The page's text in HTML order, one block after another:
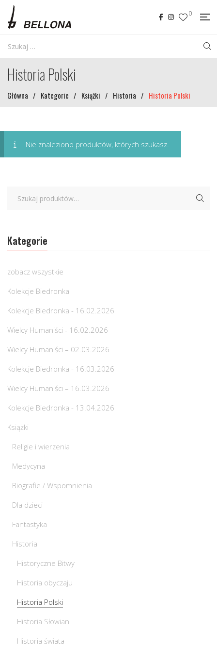
0
Historia Polski
Główna / Kategorie / Książki / Historia / Historia Polski
Nie znaleziono produktów, których szukasz.
Kategorie
zobacz wszystkie
Kolekcje Biedronka
Kolekcje Biedronka - 16.02.2026
Wielcy Humaniści - 16.02.2026
Wielcy Humaniści – 02.03.2026
Kolekcje Biedronka - 16.03.2026
Wielcy Humaniści – 16.03.2026
Kolekcje Biedronka - 13.04.2026
Książki
Religie i wierzenia
Medycyna
Biografie / Wspomnienia
Dla dzieci
Fantastyka
Historia
Historyczne Bitwy
Historia obyczaju
Historia Polski
Historia Słowian
Historia świata